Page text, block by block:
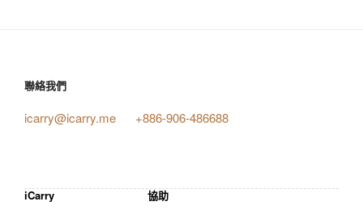
聯絡我們
icarry@icarry.me +886-906-486688
iCarry 協助